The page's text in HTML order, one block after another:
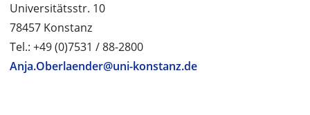
Universitätsstr. 10
78457 Konstanz
Tel.: +49 (0)7531 / 88-2800
Anja.Oberlaender@uni-konstanz.de